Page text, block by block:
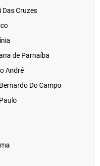
Cruzes
de Parnaíba
André
Do Campo